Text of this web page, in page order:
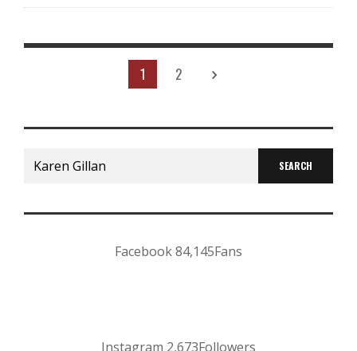
1 2
Search
for:
Facebook84,145Fans
Instagram 2,673Followers